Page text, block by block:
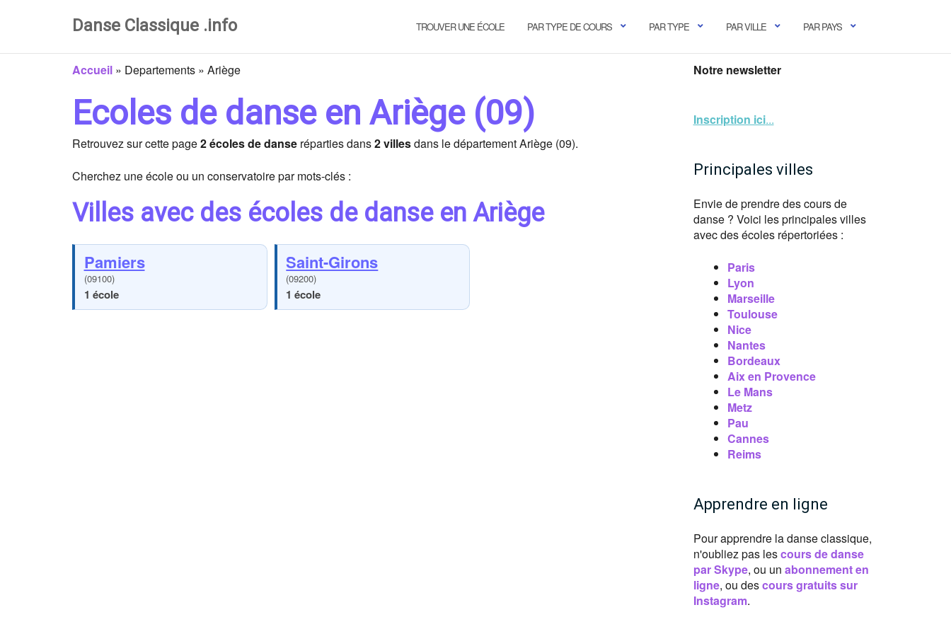
Danse Classique .info TROUVER UNE ÉCOLE PAR TYPE DE COURS PAR TYPE PAR VILLE PAR PAYS
Accueil » Departements » Ariège
Ecoles de danse en Ariège (09)
Retrouvez sur cette page2 écoles de danse réparties dans2 villesdans le département Ariège (09).
Cherchez une école ou un conservatoire par mots-clés :
Villes avec des écoles de danse en Ariège
Pamiers
(09100)
1 école
Saint-Girons
(09200)
1 école
Notre newsletter
Inscription ici...
Principales villes
Envie de prendre des cours de
danse ? Voici les principales villes
avec des écoles répertoriées :
Paris
Lyon
Marseille
Toulouse
Nice
Nantes
Bordeaux
Aix en Provence
Le Mans
Metz
Pau
Cannes
Reims
Apprendre en ligne
Pour apprendre la danse classique,
n'oubliez pas lescours de danse
par Skype, ou un abonnement en
ligne, ou descours gratuits sur
Instagram.